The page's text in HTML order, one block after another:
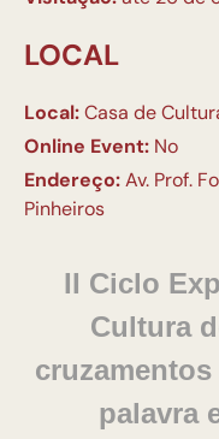
LOCAL
Local:Casa de
Online Event: No
Endereço:Av. Prof.
Pinheiros
II Ciclo
Cultura
cruzamentos
palavra